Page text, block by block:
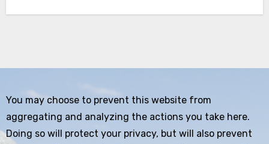
You may choose to prevent this website from
aggregating and analyzing the actions you take here.
Doing so will protect your privacy, but will also prevent